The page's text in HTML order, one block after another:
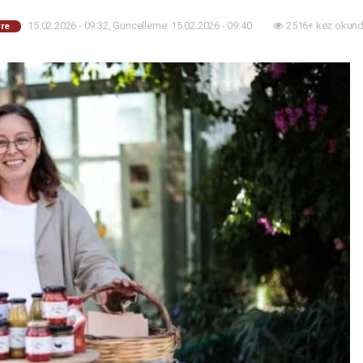
15.02.2026 - 09:32, Güncelleme: 15.02.2026 - 09:40 2516+ kez